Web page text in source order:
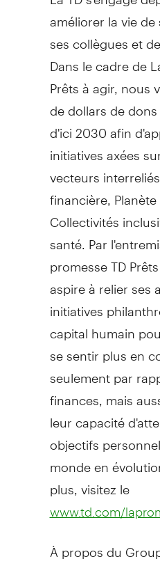
améliorer la vie
ses collègues et
Dans le cadre de
Prêts à agir, nous
de dollars de
d'ici 2030 afin
initiatives axées
vecteurs
financière,
Collectivités
santé. Par
promesse TD
aspire à relier ses
initiatives
capital humain
se sentir plus en
seulement par
finances, mais
leur capacité
objectifs
monde en
plus, visitez le
www.td.com/
À propos du